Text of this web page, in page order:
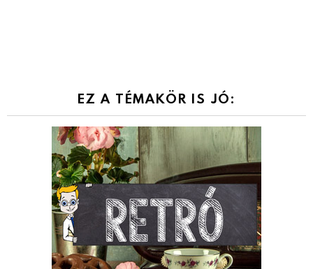
EZ A TÉMAKÖR IS JÓ: